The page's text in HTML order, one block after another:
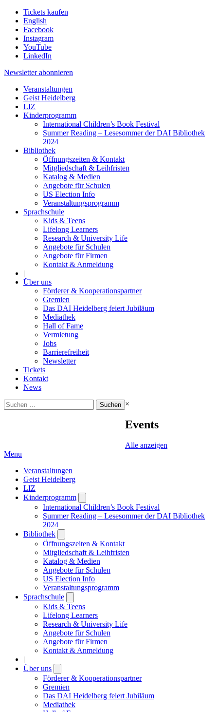
Tickets kaufen
English
Facebook
Instagram
YouTube
LinkedIn
Newsletter abonnieren
Veranstaltungen
Geist Heidelberg
LIZ
Kinderprogramm
International Children’s Book Festival
Summer Reading – Lesesommer der DAI Bibliothek
2024
Bibliothek
Öffnungszeiten & Kontakt
Mitgliedschaft & Leihfristen
Katalog & Medien
Angebote für Schulen
US Election Info
Veranstaltungsprogramm
Sprachschule
Kids & Teens
Lifelong Learners
Research & University Life
Angebote für Schulen
Angebote für Firmen
Kontakt & Anmeldung
|
Über uns
Förderer & Kooperationspartner
Gremien
Das DAI Heidelberg feiert Jubiläum
Mediathek
Hall of Fame
Vermietung
Jobs
Barrierefreiheit
Newsletter
Tickets
Kontakt
News
Suchen
nach:
×
Events
Alle anzeigen
Menu
Veranstaltungen
Geist Heidelberg
LIZ
Kinderprogramm
submenu
International Children’s Book Festival
Summer Reading – Lesesommer der DAI Bibliothek
2024
Bibliothek
submenu
Öffnungszeiten & Kontakt
Mitgliedschaft & Leihfristen
Katalog & Medien
Angebote für Schulen
US Election Info
Veranstaltungsprogramm
Sprachschule
submenu
Kids & Teens
Lifelong Learners
Research & University Life
Angebote für Schulen
Angebote für Firmen
Kontakt & Anmeldung
|
Über uns
submenu
Förderer & Kooperationspartner
Gremien
Das DAI Heidelberg feiert Jubiläum
Mediathek